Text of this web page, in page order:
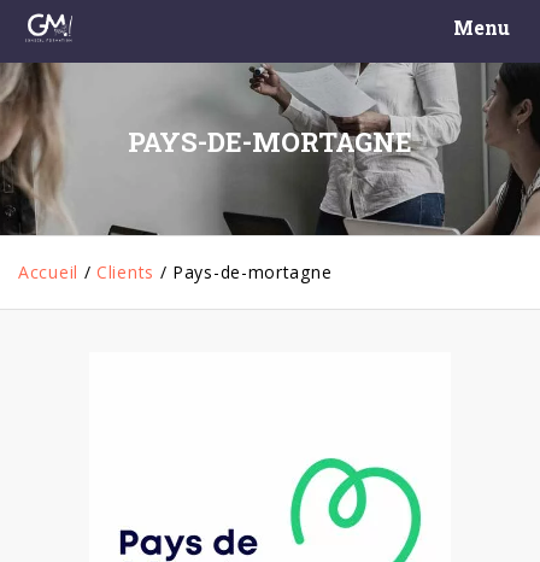
Menu
PAYS-DE-MORTAGNE
Accueil /Clients / Pays-de-mortagne